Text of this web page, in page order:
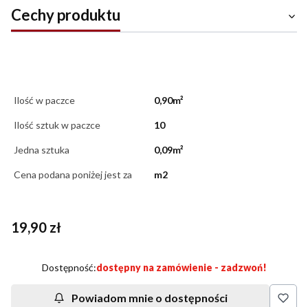
Cechy produktu
Ilość w paczce 0,90m²
Ilość sztuk w paczce 10
Jedna sztuka 0,09m²
Cena podana poniżej jest za m2
Cena
19,90 zł
Dostępność:dostępny na zamówienie - zadzwoń!
Powiadom mnie o dostępności